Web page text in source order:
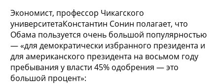
Экономист, профессор Чикагского
университетаКонстантин Сонин полагает, что
Обама пользуется очень большой популярностью
— «для демократически избранного президента и
для американского президента на восьмом году
пребывания у власти 45% одобрения — это
большой процент»: